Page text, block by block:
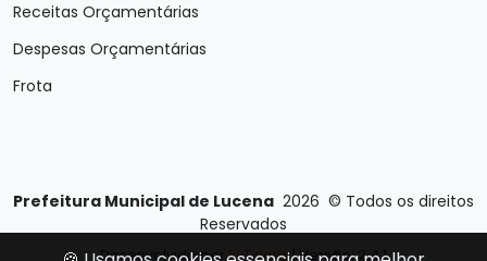
Receitas Orçamentárias
Despesas Orçamentárias
Frota
Prefeitura Municipal de Lucena 2026 © Todos os direitos
Reservados
Desenvolvido porE-Ticons| Versão: 2.4.1